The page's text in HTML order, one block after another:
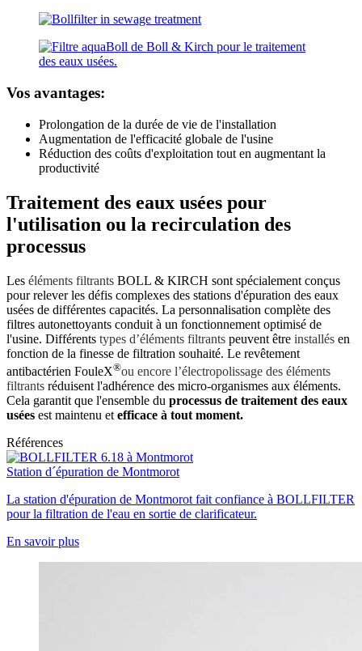
Vos avantages:
Prolongation de la durée de vie de l'installation
Augmentation de l'efficacité globale de l'usine
Réduction des coûts d'exploitation tout en augmentant la
productivité
Traitement des eaux usées pour
l'utilisation ou la recirculation des
processus
Les éléments filtrants BOLL & KIRCH sont spécialement conçus
pour relever les défis complexes des stations d'épuration des eaux
usées de différentes capacités. La personnalisation complète des
filtres autonettoyants conduit à un fonctionnement optimisé de
l'usine. Différents types d’éléments filtrants peuvent être installés en
fonction de la finesse de filtration souhaité. Le revêtement
antibactérien FouleX®ou encore l’électropolissage des éléments
filtrants réduisent l'adhérence des micro-organismes aux éléments.
Cela garantit que l'ensemble du processus de traitement des eaux
usées est maintenu et efficace à tout moment.
Références
Station d´épuration de Montmorot
La station d'épuration de Montmorot fait confiance à BOLLFILTER
pour la filtration de l'eau en sortie de clarificateur.
En savoir plus